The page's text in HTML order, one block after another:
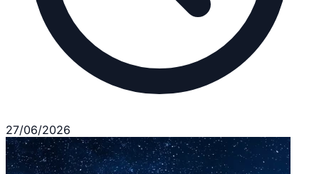
27/06/2026